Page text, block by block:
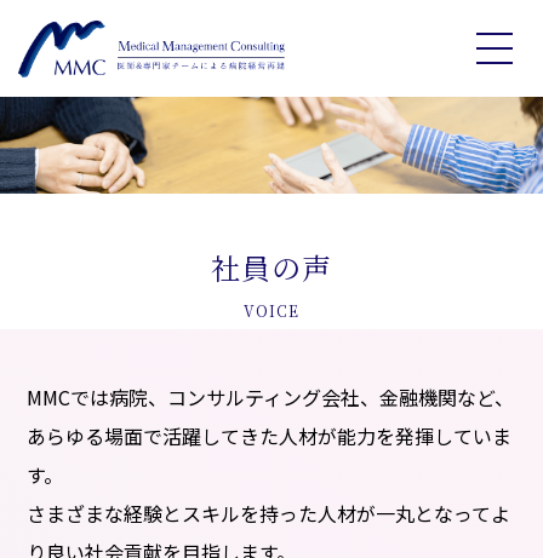
社員の声
VOICE
MMCでは病院、コンサルティング会社、金融機関など、
あらゆる場面で活躍してきた人材が能力を発揮していま
す。
さまざまな経験とスキルを持った人材が一丸となってよ
り良い社会貢献を目指します。